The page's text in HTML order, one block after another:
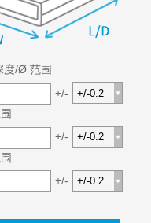
度/Ø 范围
+/-
+/-
+/-